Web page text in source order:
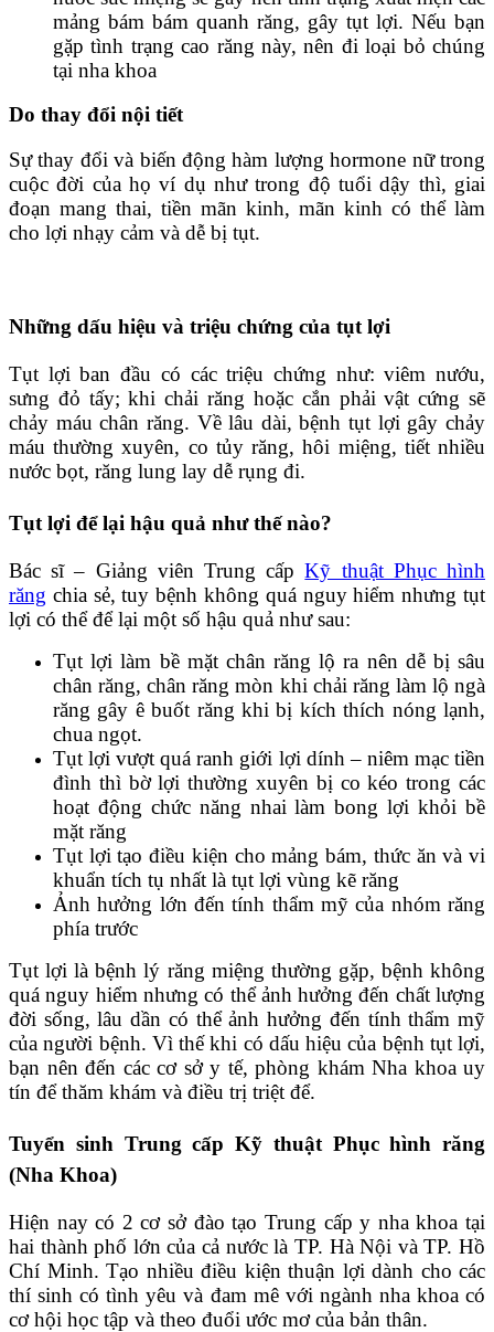
mảng bám bám quanh răng, gây tụt lợi. Nếu bạn
gặp tình trạng cao răng này, nên đi loại bỏ chúng
tại nha khoa
Do thay đổi nội tiết
Sự thay đổi và biến động hàm lượng hormone nữ trong
cuộc đời của họ ví dụ như trong độ tuổi dậy thì, giai
đoạn mang thai, tiền mãn kinh, mãn kinh có thể làm
cho lợi nhạy cảm và dễ bị tụt.
Những dấu hiệu và triệu chứng của tụt lợi
Tụt lợi ban đầu có các triệu chứng như: viêm nướu,
sưng đỏ tấy; khi chải răng hoặc cắn phải vật cứng sẽ
chảy máu chân răng. Về lâu dài, bệnh tụt lợi gây chảy
máu thường xuyên, co tủy răng, hôi miệng, tiết nhiều
nước bọt, răng lung lay dễ rụng đi.
Tụt lợi để lại hậu quả như thế nào?
Bác sĩ – Giảng viên Trung cấpKỹ thuật Phục hình
răng chia sẻ, tuy bệnh không quá nguy hiểm nhưng tụt
lợi có thể để lại một số hậu quả như sau:
Tụt lợi làm bề mặt chân răng lộ ra nên dễ bị sâu
chân răng, chân răng mòn khi chải răng làm lộ ngà
răng gây ê buốt răng khi bị kích thích nóng lạnh,
chua ngọt.
Tụt lợi vượt quá ranh giới lợi dính – niêm mạc tiền
đình thì bờ lợi thường xuyên bị co kéo trong các
hoạt động chức năng nhai làm bong lợi khỏi bề
mặt răng
Tụt lợi tạo điều kiện cho mảng bám, thức ăn và vi
khuẩn tích tụ nhất là tụt lợi vùng kẽ răng
Ảnh hưởng lớn đến tính thẩm mỹ của nhóm răng
phía trước
Tụt lợi là bệnh lý răng miệng thường gặp, bệnh không
quá nguy hiểm nhưng có thể ảnh hưởng đến chất lượng
đời sống, lâu dần có thể ảnh hưởng đến tính thẩm mỹ
của người bệnh. Vì thế khi có dấu hiệu của bệnh tụt lợi,
bạn nên đến các cơ sở y tế, phòng khám Nha khoa uy
tín để thăm khám và điều trị triệt để.
Tuyển sinh Trung cấp Kỹ thuật Phục hình răng
(Nha Khoa)
Hiện nay có 2 cơ sở đào tạo Trung cấp y nha khoa tại
hai thành phố lớn của cả nước là TP. Hà Nội và TP. Hồ
Chí Minh. Tạo nhiều điều kiện thuận lợi dành cho các
thí sinh có tình yêu và đam mê với ngành nha khoa có
cơ hội học tập và theo đuổi ước mơ của bản thân.